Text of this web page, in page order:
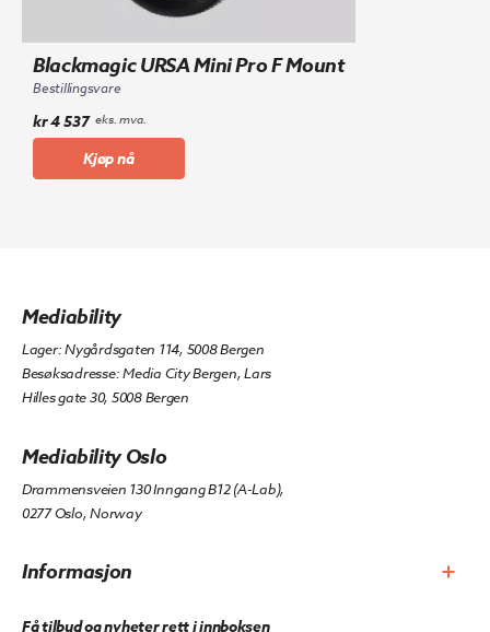
Blackmagic URSA Mini Pro F Mount
Bestillingsvare
kr4 537 eks. mva.
Kjøp nå
Informasjon
Mediability
Lager: Nygårdsgaten 114, 5008 Bergen
Besøksadresse: Media City Bergen, Lars
Hilles gate 30, 5008 Bergen
Mediability Oslo
Drammensveien 130 Inngang B12 (A-Lab),
0277 Oslo, Norway
Få tilbud og nyheter rett i innboksen